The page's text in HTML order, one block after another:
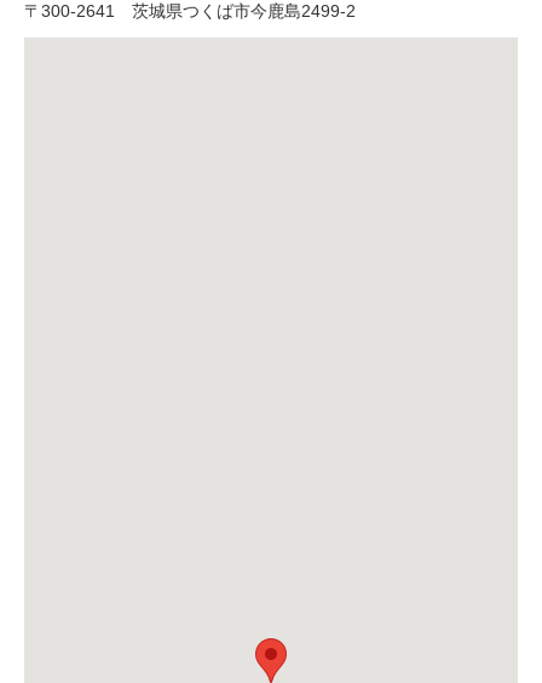
〒 300-2641 茨城県つくば市今鹿島2499-2